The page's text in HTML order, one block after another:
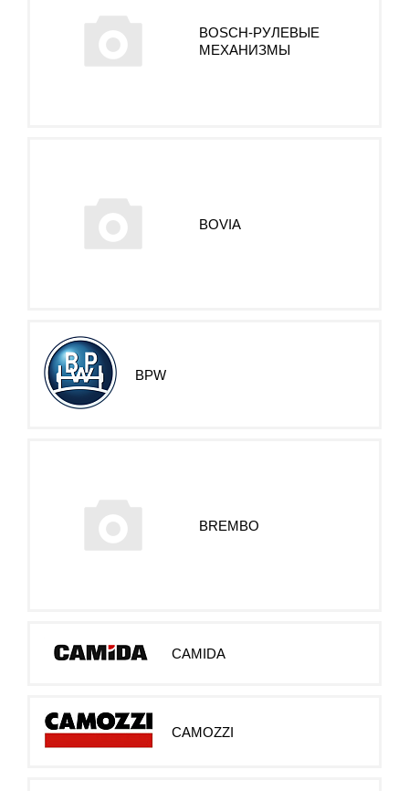
BOSCH-РУЛЕВЫЕ
МЕХАНИЗМЫ
BOVIA
BPW
BREMBO
CAMIDA
CAMOZZI